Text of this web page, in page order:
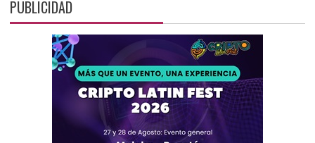
PUBLICIDAD